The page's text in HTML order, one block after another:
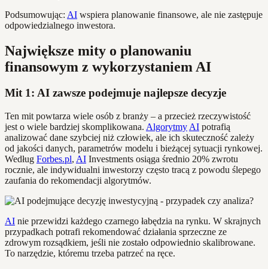
Podsumowując: AI wspiera planowanie finansowe, ale nie zastępuje
odpowiedzialnego inwestora.
Największe mity o planowaniu
finansowym z wykorzystaniem AI
Mit 1: AI zawsze podejmuje najlepsze decyzje
Ten mit powtarza wiele osób z branży – a przecież rzeczywistość
jest o wiele bardziej skomplikowana. Algorytmy AI potrafią
analizować dane szybciej niż człowiek, ale ich skuteczność zależy
od jakości danych, parametrów modelu i bieżącej sytuacji rynkowej.
Według Forbes.pl, AI Investments osiąga średnio 20% zwrotu
rocznie, ale indywidualni inwestorzy często tracą z powodu ślepego
zaufania do rekomendacji algorytmów.
AI nie przewidzi każdego czarnego łabędzia na rynku. W skrajnych
przypadkach potrafi rekomendować działania sprzeczne ze
zdrowym rozsądkiem, jeśli nie zostało odpowiednio skalibrowane.
To narzędzie, któremu trzeba patrzeć na ręce.